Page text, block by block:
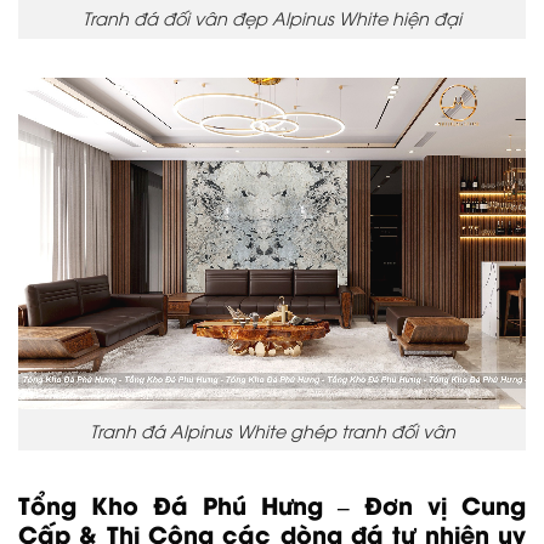
Tranh đá đối vân đẹp Alpinus White hiện đại
Tranh đá Alpinus White ghép tranh đối vân
Tổng Kho Đá Phú Hưng – Đơn vị Cung
Cấp & Thi Công các dòng đá tự nhiên uy